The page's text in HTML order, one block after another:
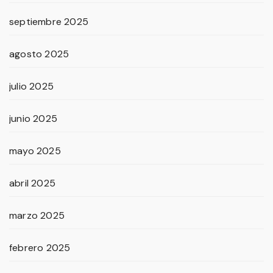
septiembre 2025
agosto 2025
julio 2025
junio 2025
mayo 2025
abril 2025
marzo 2025
febrero 2025